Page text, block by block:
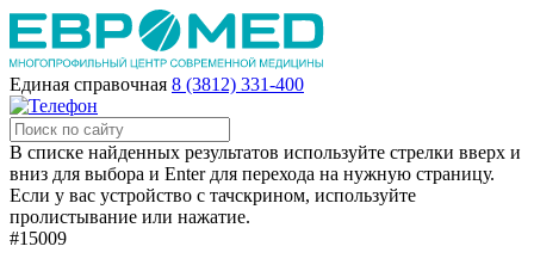
Единая справочная 8 (3812) 331-400
В списке найденных результатов используйте стрелки вверх и
вниз для выбора и Enter для перехода на нужную страницу.
Если у вас устройство с тачскрином, используйте
пролистывание или нажатие.
#15009